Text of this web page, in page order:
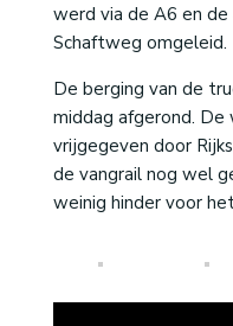
werd via de A6 en
Schaftweg omgeleid.
De berging van de
middag afgerond.
vrijgegeven door
de vangrail nog wel
weinig hinder voor